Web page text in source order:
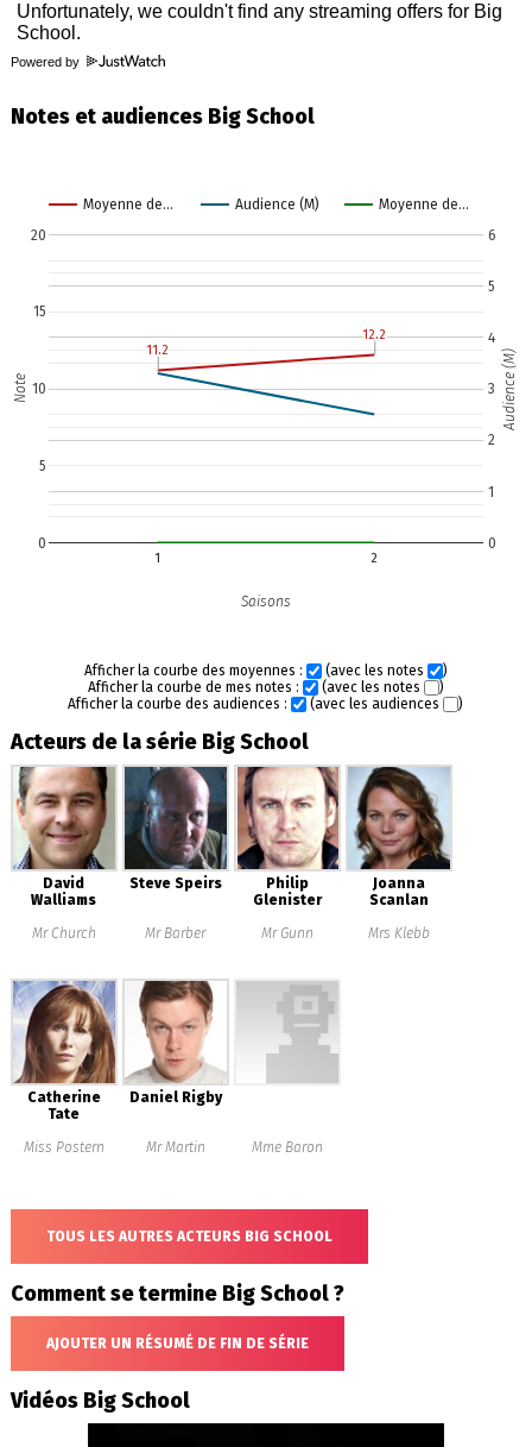
Powered by
Notes et audiences Big School
Moyenne de… Audience (M) Moyenne de…
1 2
0
5
10
15
20
0
1
2
3
4
5
6
11.2
11.2
12.2
12.2
Saisons
Note Audience (M)
Afficher la courbe des moyennes : (avec les notes
)
Afficher la courbe de mes notes :
(avec les notes
)
Afficher la courbe des audiences :
(avec les audiences )
Acteurs de la série Big School
David
Walliams
Mr Church
Steve Speirs
Mr Barber
Philip
Glenister
Mr Gunn
Joanna
Scanlan
Mrs Klebb
Catherine
Tate
Miss Postern
Daniel Rigby
Mr Martin Mme Baron
TOUS LES AUTRES ACTEURS BIG SCHOOL
Comment se termine Big School ?
AJOUTER UN RÉSUMÉ DE FIN DE SÉRIE
Vidéos Big School